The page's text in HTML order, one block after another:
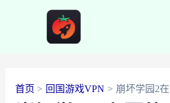
首页 回国游戏VPN 崩坏学园2